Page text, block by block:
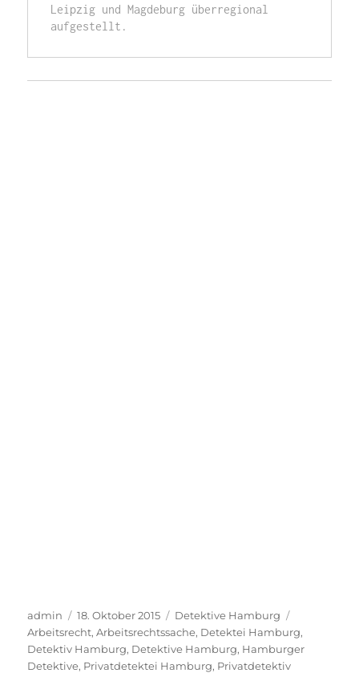
Leipzig und Magdeburg überregional
aufgestellt.
Autor
admin
Veröffentlicht
am
18. Oktober 2015 Kategorien
Detektive Hamburg
Arbeitsrecht,Arbeitsrechtssache, Detektei Hamburg,
Detektiv Hamburg, Detektive Hamburg, Hamburger
Detektive, Privatdetektei Hamburg, Privatdetektiv